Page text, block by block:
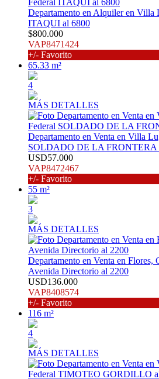
Departamento en Alquiler en Villa
ITAQUI al 6800
$800.000
VAP8471424
+/- Favorito
65.33 m²
4
MÁS DETALLES
Departamento en Venta en Villa
SOLDADO DE LA FRONTERA
USD57.000
VAP8472467
+/- Favorito
55 m²
3
MÁS DETALLES
Departamento en Venta en Flores,
Avenida Directorio al 2200
USD136.000
VAP8408574
+/- Favorito
116 m²
4
MÁS DETALLES